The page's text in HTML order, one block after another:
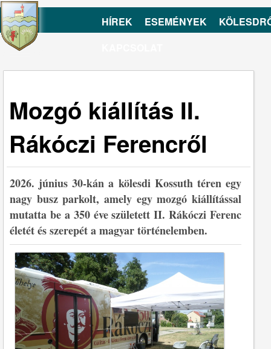
HÍREK ESEMÉNYEK
Mozgó kiállítás II.
Rákóczi Ferencről
2026. június 30-kán a kölesdi Kossuth téren egy
nagy busz parkolt, amely egy mozgó kiállítással
mutatta be a 350 éve született II. Rákóczi Ferenc
életét és szerepét a magyar történelemben.